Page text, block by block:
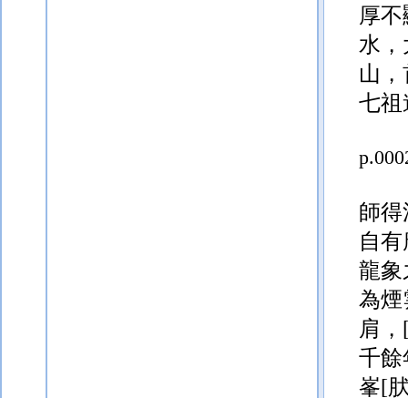
厚
水
山
七祖
師
自
龍象
為煙
肩，
千餘
峯[